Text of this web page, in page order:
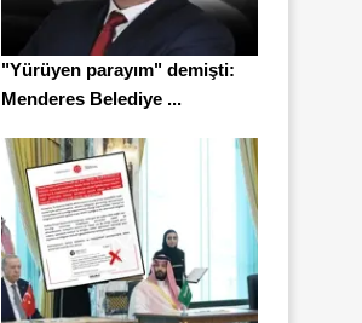
"Yürüyen parayım" demişti:
Menderes Belediye ...